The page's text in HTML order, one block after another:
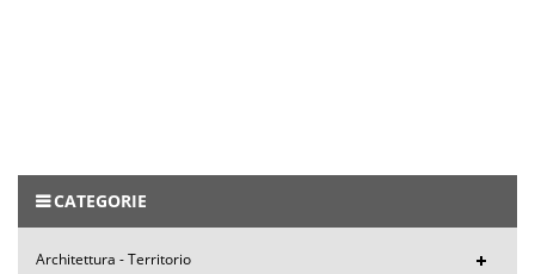
CATEGORIE
Architettura - Territorio